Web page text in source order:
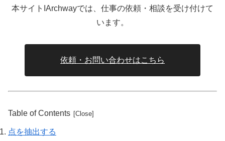
本サイトIArchwayでは、仕事の依頼・相談を受け付けて
います。
依頼・お問い合わせはこちら
Table of Contents
点を抽出する